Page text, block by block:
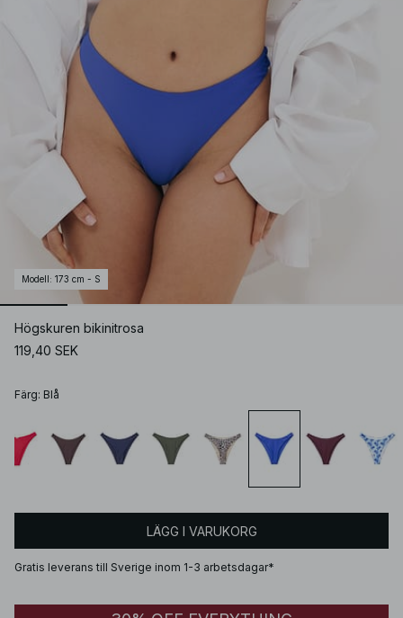
Modell : 173 cm - S
Högskuren bikinitrosa
119,40 SEK
Färg: Blå
LÄGG I VARUKORG
Gratis leverans till Sverige inom 1-3 arbetsdagar*